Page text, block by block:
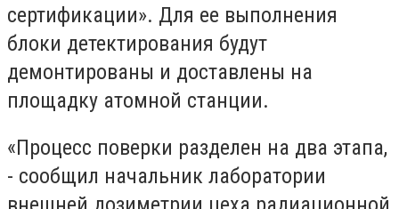
сертификации». Для ее выполнения
блоки детектирования будут
демонтированы и доставлены на
площадку атомной станции.
«Процесс поверки разделен на два этапа,
- сообщил начальник лаборатории